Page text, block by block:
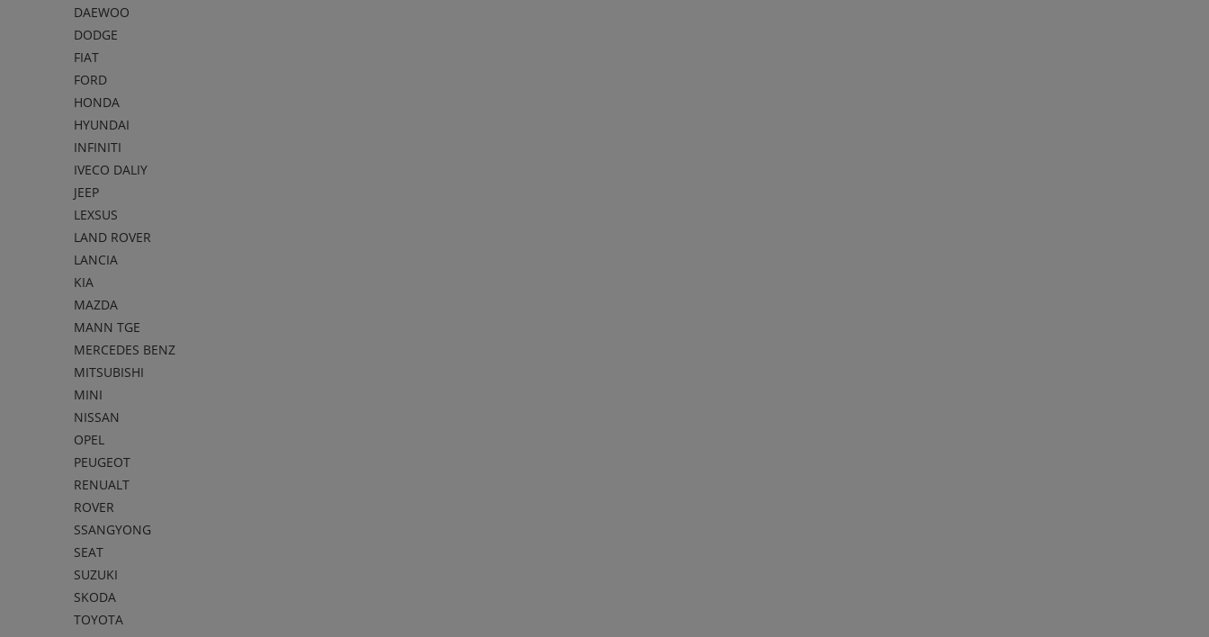
DAEWOO
DODGE
FIAT
FORD
HONDA
HYUNDAI
INFINITI
IVECO DALIY
JEEP
LEXSUS
LAND ROVER
LANCIA
KIA
MAZDA
MANN TGE
MERCEDES BENZ
MITSUBISHI
MINI
NISSAN
OPEL
PEUGEOT
RENUALT
ROVER
SSANGYONG
SEAT
SUZUKI
SKODA
TOYOTA